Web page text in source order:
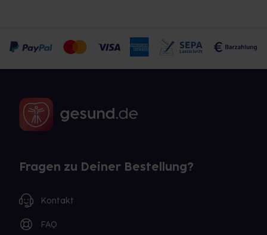
Fragen zu Deiner Bestellung?
Kontakt
FAQ